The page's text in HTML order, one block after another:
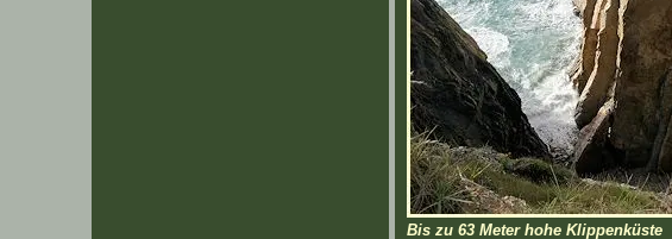
Bis zu 63 Meter hohe Klippenküste